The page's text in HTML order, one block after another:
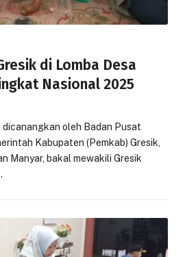
di Lomba Desa
Nasional 2025
dicanangkan oleh Badan Pusat
Kabupaten (Pemkab) Gresik,
Manyar, bakal mewakili Gresik